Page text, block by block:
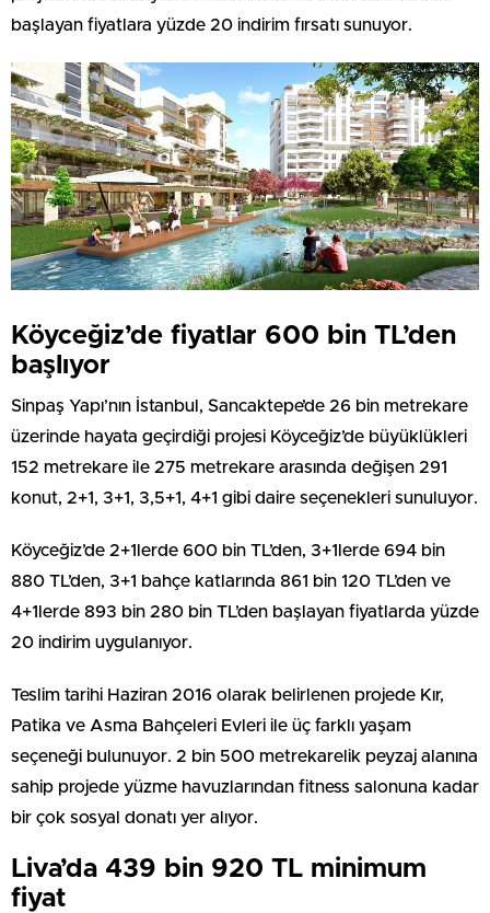
başlayan fiyatlara yüzde 20 indirim fırsatı sunuyor.
Köyceğiz’de fiyatlar 600 bin TL’den
başlıyor
Sinpaş Yapı’nın İstanbul, Sancaktepe’de 26 bin metrekare
üzerinde hayata geçirdiği projesi Köyceğiz’de büyüklükleri
152 metrekare ile 275 metrekare arasında değişen 291
konut, 2+1, 3+1, 3,5+1, 4+1 gibi daire seçenekleri sunuluyor.
Köyceğiz’de 2+1lerde 600 bin TL’den, 3+1lerde 694 bin
880 TL’den, 3+1 bahçe katlarında 861 bin 120 TL’den ve
4+1lerde 893 bin 280 bin TL’den başlayan fiyatlarda yüzde
20 indirim uygulanıyor.
Teslim tarihi Haziran 2016 olarak belirlenen projede Kır,
Patika ve Asma Bahçeleri Evleri ile üç farklı yaşam
seçeneği bulunuyor. 2 bin 500 metrekarelik peyzaj alanına
sahip projede yüzme havuzlarından fitness salonuna kadar
bir çok sosyal donatı yer alıyor.
Liva’da 439 bin 920 TL minimum
fiyat